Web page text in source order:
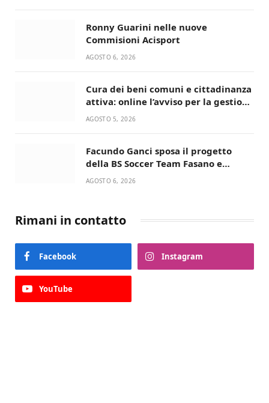
Ronny Guarini nelle nuove
Commisioni Acisport
AGOSTO 6, 2026
Cura dei beni comuni e cittadinanza
attiva: online l’avviso per la gestione
condivisa della Villetta di Laureto
AGOSTO 5, 2026
Facundo Ganci sposa il progetto
della BS Soccer Team Fasano e
ritorna in campo
AGOSTO 6, 2026
Rimani in contatto
Facebook Instagram
YouTube